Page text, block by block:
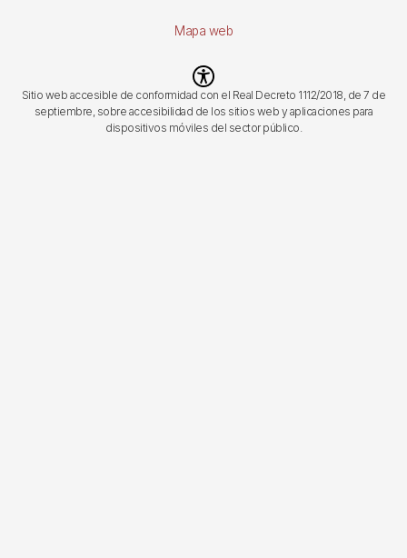
Mapa web
Imagen
Sitio web accesible de conformidad con el Real Decreto 1112/2018, de 7 de
septiembre, sobre accesibilidad de los sitios web y aplicaciones para
dispositivos móviles del sector público.